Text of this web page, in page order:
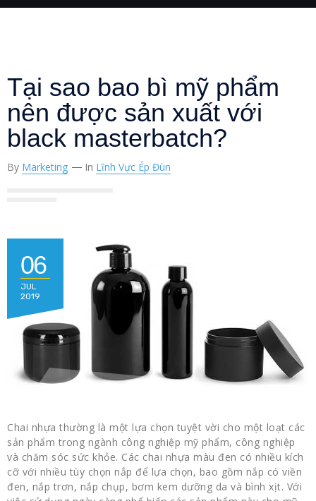
Tại sao bao bì mỹ phẩm
nên được sản xuất với
black masterbatch?
By Marketing In Lĩnh Vực Ép Đùn
06
JUL
2019
Chai nhựa thường là một lựa chọn tuyệt vời cho một loạt các
sản phẩm trong ngành công nghiệp mỹ phẩm, công nghiệp
và chăm sóc sức khỏe. Các chai nhựa màu đen có nhiều kích
cỡ với nhiều tùy chọn nắp để lựa chọn, bao gồm nắp có viền
đen, nắp trơn, nắp chụp, bơm kem dưỡng da và bình xịt. Với